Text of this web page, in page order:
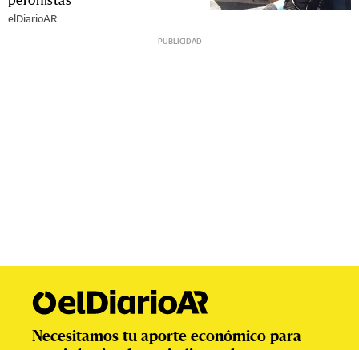
elDiarioAR
Necesitamos tu aporte económico para